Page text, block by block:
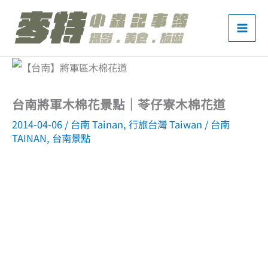
台南將軍木棉花景點｜苓仔寮木棉花道
2014-04-06 / 台南 Tainan, 行旅台灣 Taiwan / 台南
TAINAN, 台南景點